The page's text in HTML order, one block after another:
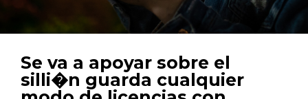
Se va a apoyar sobre el
silli�n guarda cualquier